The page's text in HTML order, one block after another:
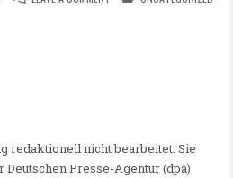
redaktionell nicht bearbeitet. Sie
Presse-Agentur (dpa)